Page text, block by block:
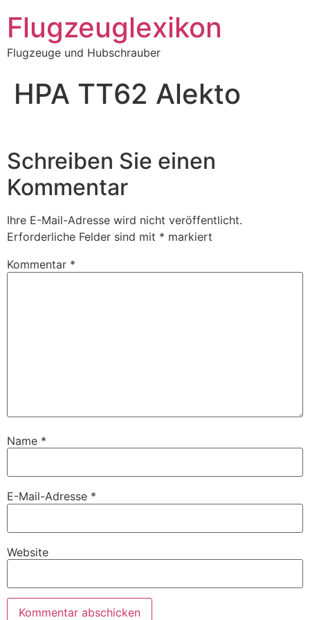
Inhalt
springen
Flugzeuglexikon
Flugzeuge und Hubschrauber
HPA TT62 Alekto
Schreiben Sie einen
Kommentar
Ihre E-Mail-Adresse wird nicht veröffentlicht.
Erforderliche Felder sind mit * markiert
Kommentar *
Name *
E-Mail-Adresse *
Website